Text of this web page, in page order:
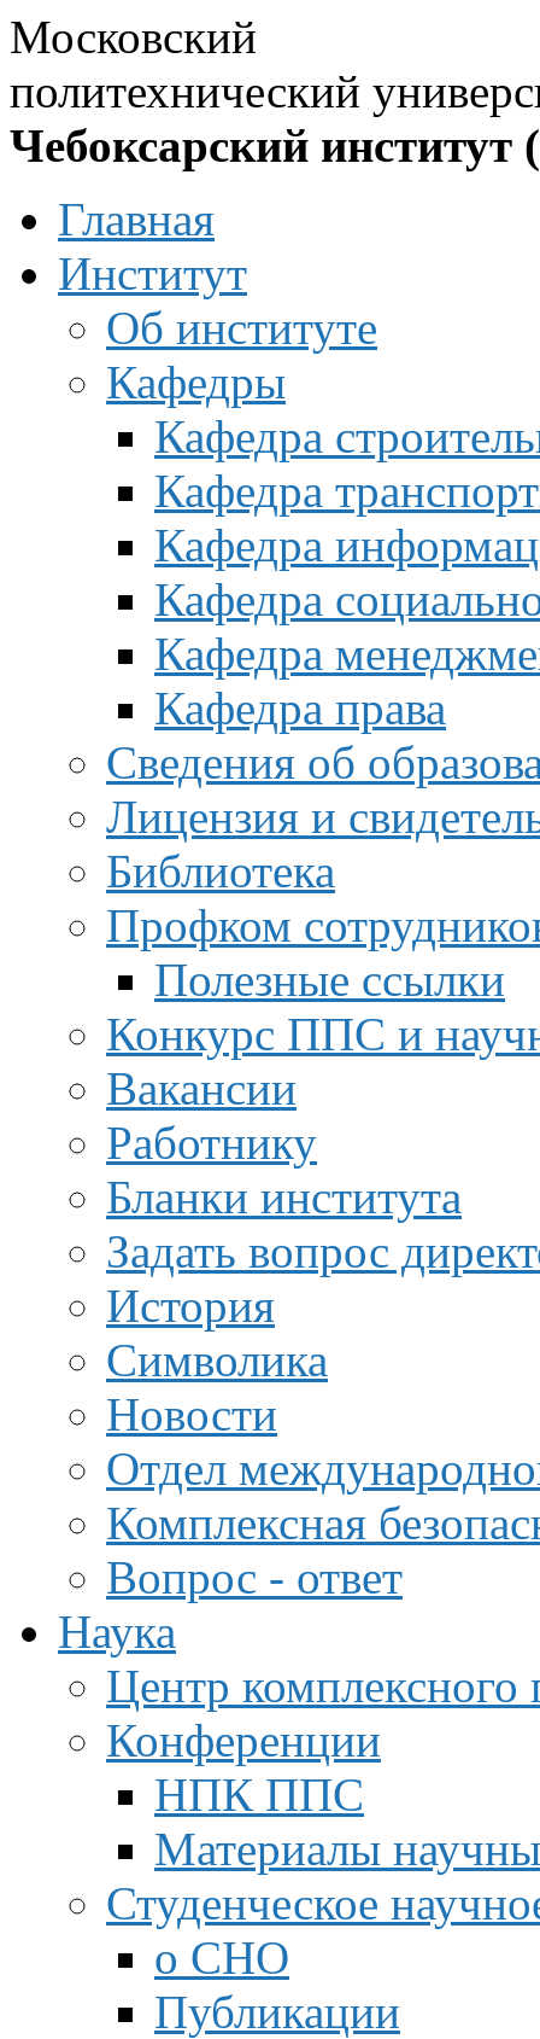
Московский
политехнический
Чебоксарский институт
Главная
Институт
Об институте
Кафедры
Кафедра
Кафедра
Кафедра
Кафедра
Кафедра
Кафедра права
Сведения об
Лицензия и
Библиотека
Профком
Полезные ссылки
Конкурс ППС и
Вакансии
Работнику
Бланки института
Задать вопрос
История
Символика
Новости
Отдел
Комплексная
Вопрос - ответ
Наука
Центр
Конференции
НПК ППС
Материалы
Студенческое
о СНО
Публикации